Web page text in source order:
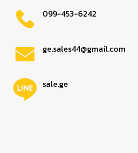
099-453-6242
ge.sales44@gmail.com
sale.ge